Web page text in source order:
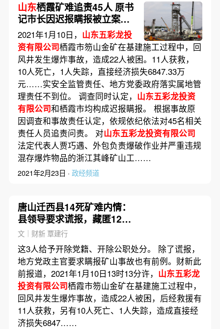
山东栖霞矿难追责45人 原书
记市长因迟报瞒报被立案侦
查
2021年1月10日， 山东五彩龙投
资有限公司栖霞市笏山金矿在基建施工过程中，回
风井发生爆炸事故，造成22人被困。11人获救，
10人死亡，1人失踪，直接经济损失6847.33万
元……实安全监管责任、地方党委政府落实属地管
理责任不到位。 调查同时认定， 山东五彩龙投资
有限公司和栖霞市均构成迟报瞒报。 根据事故原
因调查和事故责任认定，依规依纪依法对45名相关
责任人员追责问责。 对山东五彩龙投资有限公司
法定代表人贾巧遇、外包负责爆破作业并严重违规
混存爆炸物品的浙江其峰矿山工……
2021年2月23日 · 政经频道
唐山迁西县14死矿难内情：
县领导要求谎报，藏匿12具
遗体
文｜财新 覃建行
这3人给予开除党籍、开除公职处分。 除了谎报，
地方党政主官要求瞒报矿山事故也有前例。财新此
前报道，2021年1月10日13时13分许， 山东五彩龙
投资有限公司栖霞市笏山金矿在基建施工过程中，
回风井发生爆炸事故，造成22人被困，后经救援有
11人获救，另有10人死亡、1人失踪，造成直接经
济损失6847……